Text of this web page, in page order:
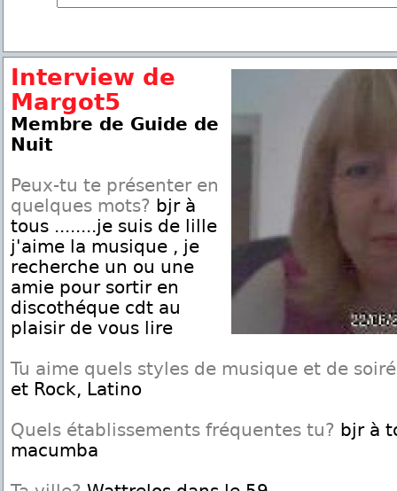
Interview de
Margot5
Membre de Guide de
Nuit
Peux-tu te présenter en
quelques mots? bjr à
tous ........je suis de lille
j'aime la musique , je
recherche un ou une
amie pour sortir en
discothéque cdt au
plaisir de vous lire
Tu aime quels styles de musique et de
et Rock, Latino
Quels établissements fréquentes tu? bjr à
macumba